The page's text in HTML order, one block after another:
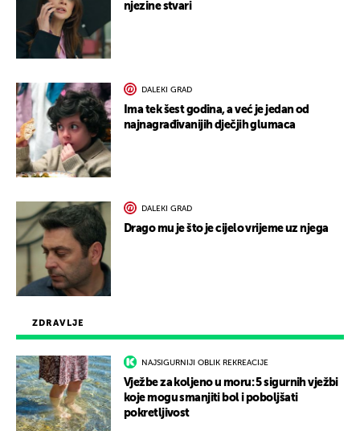
ZDRAVLJE
NAJSIGURNIJI OBLIK REKREACIJE
Vježbe za koljeno u moru: 5 sigurnih vježbi
koje mogu smanjiti bol i poboljšati
pokretljivost
njezine stvari
DALEKI GRAD
Ima tek šest godina, a već je jedan od
najnagrađivanijih dječjih glumaca
DALEKI GRAD
Drago mu je što je cijelo vrijeme uz njega